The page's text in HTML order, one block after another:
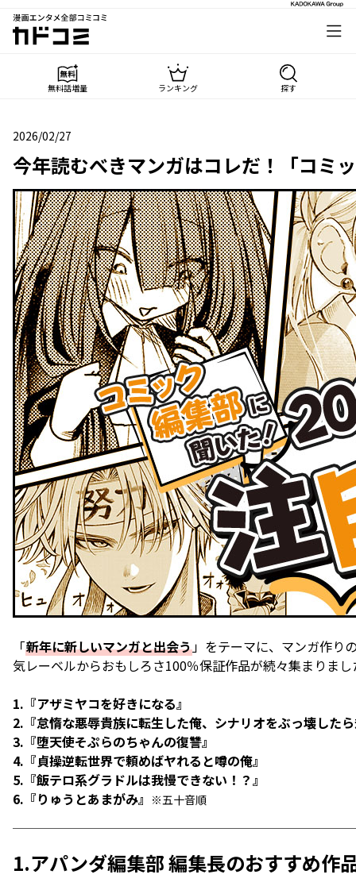
漫画エンタメ全部コミコミ
カドコミ
無料話増量 ランキング 探す
2026/02/27
2026年02月27日
今年読むべきマンガはコレだ！「コミ
「新年に新しいマンガと出会う」をテーマに、マンガ作り
気レーベルからおもしろさ100％保証作品が続々集まりまし
1.『アザミヤコを好きになる』
2.『怠惰な悪辱貴族に転生した俺、シナリオをぶっ壊した
3.『堕天使そぷらのちゃんの復讐』
4.『貞操逆転世界で頼めばヤれると噂の俺』
5.『飯テロ系グラドルは我慢できない！？』
6.『りゅうとあまがみ』 ※五十音順
1.アパンダ編集部 編集長のおすすめ作